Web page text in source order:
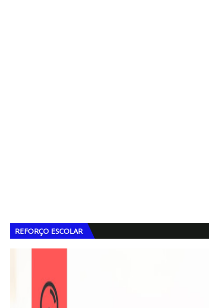
REFORÇO ESCOLAR